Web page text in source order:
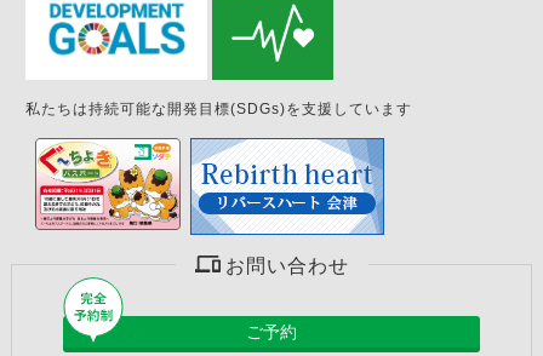
私たちは持続可能な開発目標(SDGs)を支援しています
お問い合わせ
ご予約